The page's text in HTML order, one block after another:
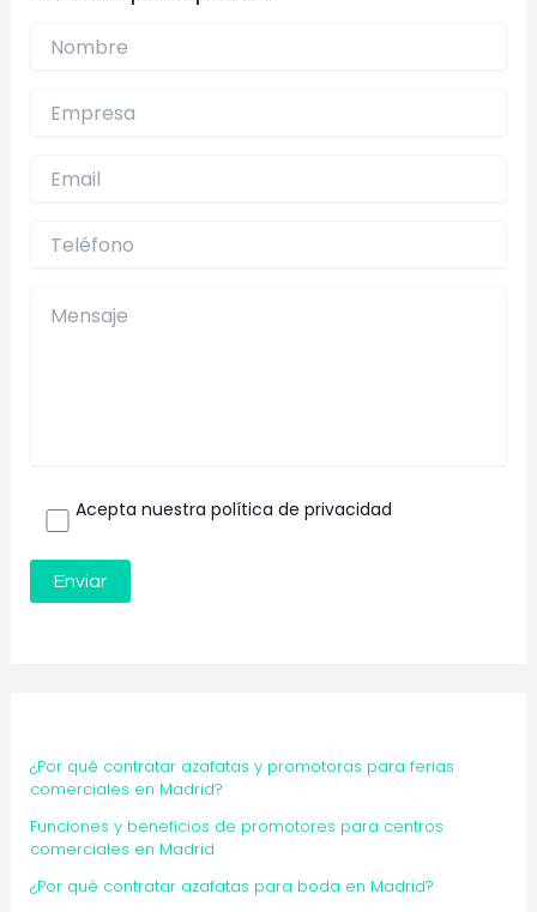
Acepta nuestra política de privacidad
¿Por qué contratar azafatas y promotoras para ferias
comerciales en Madrid?
Funciones y beneficios de promotores para centros
comerciales en Madrid
¿Por qué contratar azafatas para boda en Madrid?